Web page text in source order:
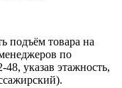
подъём товара на
по
указав этажность,